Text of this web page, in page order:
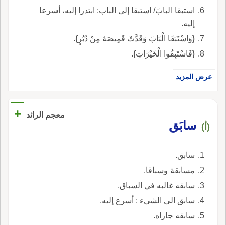
استبقا البابَ/ استبقا إلى الباب: ابتدرا إليه، أسرعا
إليه.
{وَاسْتَبَقَا الْبَابَ وَقَدَّتْ قَمِيصَهُ مِنْ دُبُرٍ}.
{فَاسْتَبِقُوا الْخَيْرَاتِ}.
عرض المزيد
معجم الرائد +
(أ) سابَق
سابق.
مسابقة وسباقا.
سابقه غالبه في السباق.
سابق الى الشيء : أسرع إليه.
سابقه جاراه.